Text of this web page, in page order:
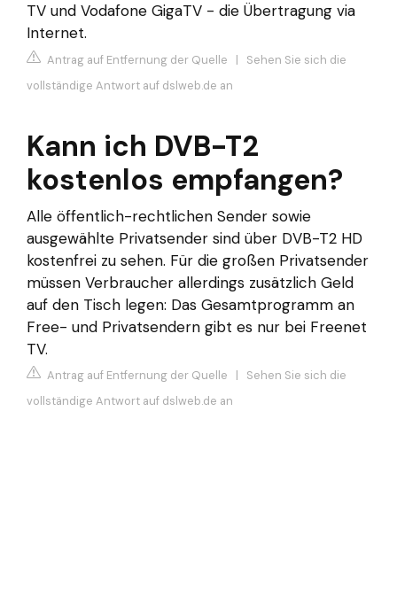
TV und Vodafone GigaTV - die Übertragung via
Internet.
Antrag auf Entfernung der Quelle | Sehen Sie sich die
vollständige Antwort auf dslweb.de an
Kann ich DVB-T2
kostenlos empfangen?
Alle öffentlich-rechtlichen Sender sowie
ausgewählte Privatsender sind über DVB-T2 HD
kostenfrei zu sehen. Für die großen Privatsender
müssen Verbraucher allerdings zusätzlich Geld
auf den Tisch legen: Das Gesamtprogramm an
Free- und Privatsendern gibt es nur bei Freenet
TV.
Antrag auf Entfernung der Quelle | Sehen Sie sich die
vollständige Antwort auf dslweb.de an